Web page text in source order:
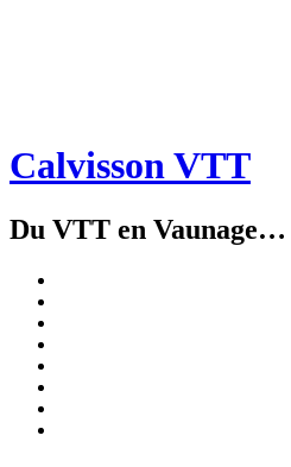
Calvisson VTT
Du VTT en Vaunage…